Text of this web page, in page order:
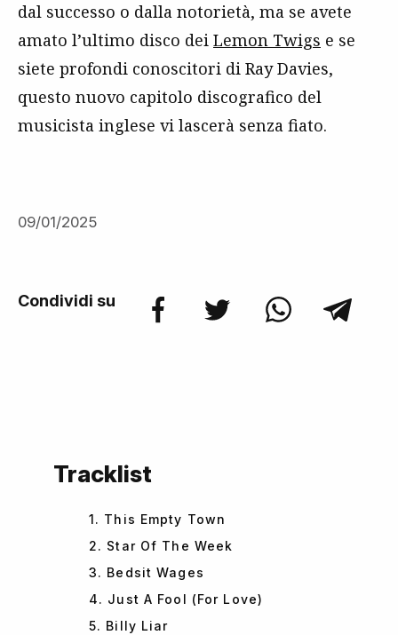
dal successo o dalla notorietà, ma se avete
amato l’ultimo disco dei Lemon Twigs e se
siete profondi conoscitori di Ray Davies,
questo nuovo capitolo discografico del
musicista inglese vi lascerà senza fiato.
09/01/2025
Condividi su
Tracklist
1. This Empty Town
2. Star Of The Week
3. Bedsit Wages
4. Just A Fool (For Love)
5. Billy Liar